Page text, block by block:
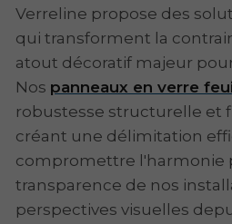
Verreline propose des
qui transforment la
atout décoratif majeur
Nos panneaux en verre
robustesse structurelle et
créant une délimitation
compromettre l'harmonie
transparence de nos
perspectives visuelles